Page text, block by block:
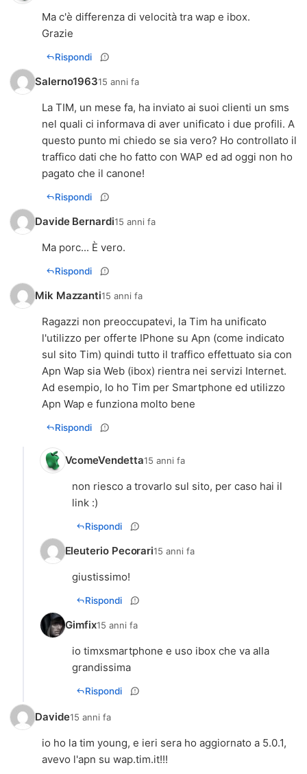
Ma c'è differenza di velocità tra wap e ibox.
Grazie
Rispondi
Salerno196315 anni fa
La TIM, un mese fa, ha inviato ai suoi clienti un sms
nel quali ci informava di aver unificato i due profili. A
questo punto mi chiedo se sia vero? Ho controllato il
traffico dati che ho fatto con WAP ed ad oggi non ho
Rispondi
Davide Bernardi15 anni fa
Ma porc... È vero.
Rispondi
Mik Mazzanti15 anni fa
Ragazzi non preoccupatevi, la Tim ha unificato
l'utilizzo per offerte IPhone su Apn (come indicato
sul sito Tim) quindi tutto il traffico effettuato sia con
Apn Wap sia Web (ibox) rientra nei servizi Internet.
Ad esempio, Io ho Tim per Smartphone ed utilizzo
Apn Wap e funziona molto bene
Rispondi
VcomeVendetta15 anni fa
non riesco a trovarlo sul sito, per caso hai il
link :)
Rispondi
Eleuterio Pecorari15 anni fa
Rispondi
Gimfix15 anni fa
io timxsmartphone e uso ibox che va alla
grandissima
Rispondi
Davide15 anni fa
io ho la tim young, e ieri sera ho aggiornato a 5.0.1,
avevo l'apn su wap.tim.it!!!